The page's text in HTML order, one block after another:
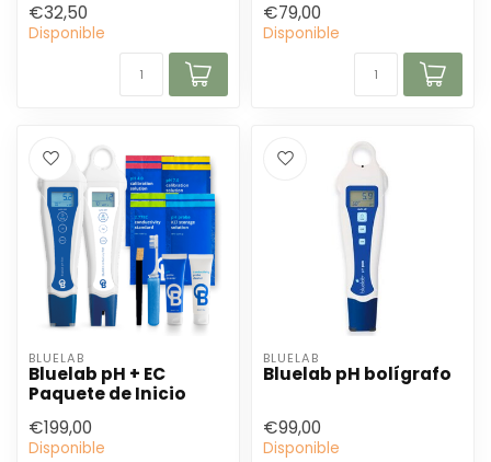
€32,50
Disponible
€79,00
Disponible
BLUELAB
Bluelab pH + EC
Paquete de Inicio
€199,00
Disponible
BLUELAB
Bluelab pH bolígrafo
€99,00
Disponible